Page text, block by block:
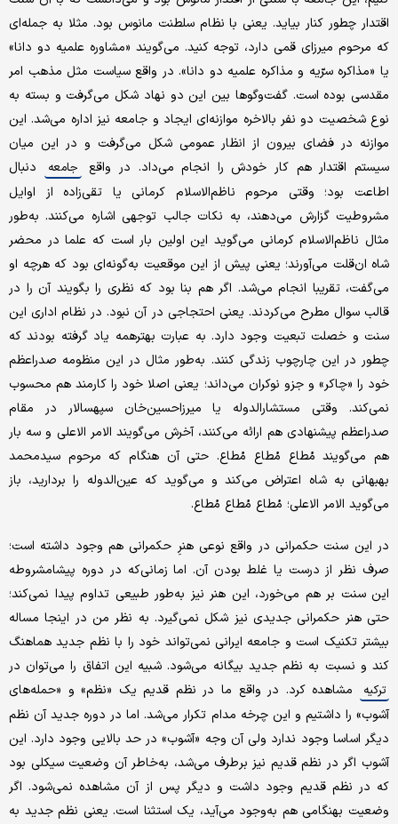
اقتدار چطور کنار بیاید. یعنی با نظام سلطنت مانوس بود. مثلا به جمله‌ای
که مرحوم میرزای قمی دارد، توجه کنید. می‌گویند «مشاوره‌ علمیه‌ دو دانا»
یا «مذاکره‌ سرّیه و مذاکره‌ علمیه‌ دو دانا». در واقع سیاست مثل مذهب امر
مقدسی بوده است. گفت‌و‌گوها بین این دو نهاد شکل می‌گرفت و بسته به
نوع شخصیت دو نفر بالاخره موازنه‌ای ایجاد و جامعه نیز اداره می‌شد. این
موازنه در فضای بیرون از انظار عمومی شکل می‌گرفت و در این میان
سیستم اقتدار هم کار خودش را انجام می‌داد. در واقع
جامعه
دنبال
اطاعت بود؛ وقتی مرحوم ناظم‌الاسلام کرمانی یا تقی‌زاده از اوایل
مشروطیت گزارش می‌دهند، به نکات جالب توجهی اشاره می‌کنند. به‌طور
مثال ناظم‌الاسلام کرمانی می‌گوید این اولین بار است که علما در محضر
شاه ان‌قلت می‌آورند؛ یعنی پیش از این موقعیت به‌گونه‌ای بود که هرچه او
می‌گفت، تقریبا انجام می‌شد. اگر هم بنا بود که نظری را بگویند آن را در
قالب سوال مطرح می‌کردند. یعنی احتجاجی در آن نبود. در نظام اداری این
سنت و خصلت تبعیت وجود دارد. به عبارت بهترهمه یاد گرفته بودند که
چطور در این چارچوب زندگی کنند. به‌طور مثال در این منظومه صدراعظم
خود را «چاکر» و جزو نوکران می‌داند؛ یعنی اصلا خود را کارمند هم محسوب
نمی‌کند. وقتی مستشارالدوله یا میرزاحسین‌خان سپهسالار در مقام
صدراعظم پیشنهادی هم ارائه می‌کنند، آخرش می‌گویند الامر الاعلی و سه بار
هم می‌گویند مُطاع مُطاع مُطاع. حتی آن هنگام که مرحوم سیدمحمد
بهبهانی به شاه اعتراض می‌کند و می‌گوید که عین‌الدوله را بردارید، باز
می‌گوید الامر الاعلی؛ مُطاع مُطاع مُطاع.
در این سنت حکمرانی در واقع نوعی هنرِ حکمرانی هم وجود داشته است؛
صرف نظر از درست یا غلط بودن آن. اما زمانی‌که در دوره‌ پیشامشروطه
این سنت بر هم می‌خورد، این هنر نیز به‌طور طبیعی تداوم پیدا نمی‌کند؛
حتی هنر حکمرانی جدیدی نیز شکل نمی‌گیرد. به نظر من در اینجا مساله
بیشتر تکنیک است و جامعه‌ ایرانی نمی‌تواند خود را با نظم جدید هماهنگ
کند و نسبت به نظم جدید بیگانه می‌شود. شبیه این اتفاق را می‌توان در
ترکیه
مشاهده کرد. در واقع ما در نظم قدیم یک «نظم» و «حمله‌های
آشوب» را داشتیم و این چرخه مدام تکرار می‌شد. اما در دوره‌ جدید آن نظم
دیگر اساسا وجود ندارد ولی آن وجه «آشوب» در حد بالایی وجود دارد. این
آشوب اگر در نظم قدیم نیز برطرف می‌شد، به‌خاطر آن وضعیت سیکلی بود
که در نظم قدیم وجود داشت و دیگر پس از آن مشاهده نمی‌شود. اگر
وضعیت بهنگامی هم به‌وجود می‌آید، یک استثنا است. یعنی نظم جدید به